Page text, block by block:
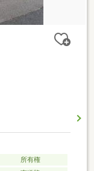
所有権